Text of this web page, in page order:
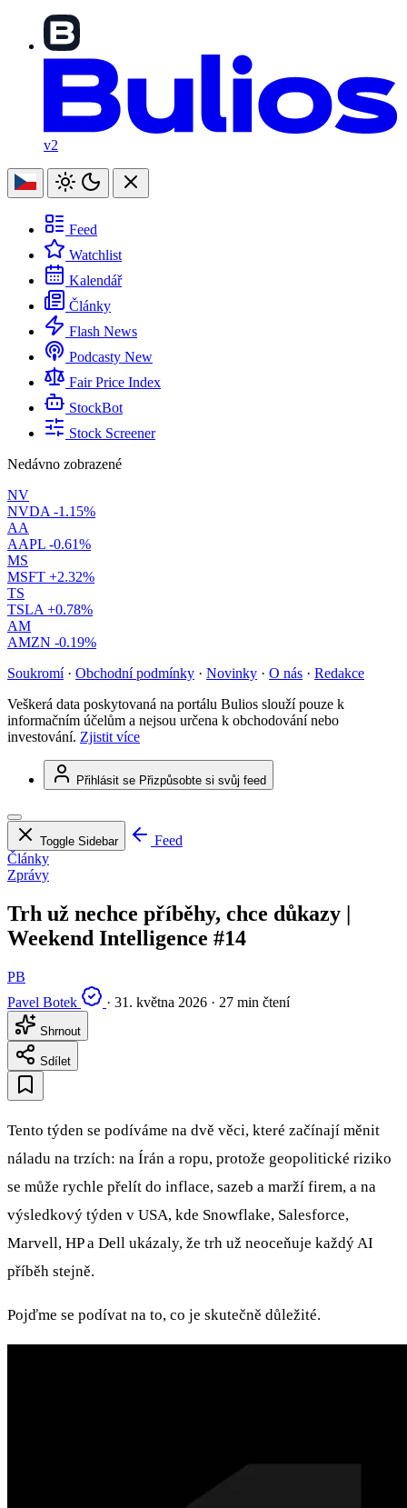
v2
Feed
Watchlist
Kalendář
Články
Flash News
Podcasty New
Fair Price Index
StockBot
Stock Screener
Nedávno zobrazené
NV
NVDA -1.15%
AA
AAPL -0.61%
MS
MSFT +2.32%
TS
TSLA +0.78%
AM
AMZN -0.19%
Soukromí · Obchodní podmínky · Novinky · O nás · Redakce
Veškerá data poskytovaná na portálu Bulios slouží pouze k
informačním účelům a nejsou určena k obchodování nebo
investování. Zjistit více
Přihlásit se Přizpůsobte si svůj feed
Toggle Sidebar
Feed
Články
Zprávy
Trh už nechce příběhy, chce důkazy |
Weekend Intelligence #14
PB
Pavel Botek
· 31. května 2026 · 27 min čtení
Shrnout
Sdílet
Tento týden se podíváme na dvě věci, které začínají měnit
náladu na trzích: na Írán a ropu, protože geopolitické riziko
se může rychle přelít do inflace, sazeb a marží firem, a na
výsledkový týden v USA, kde Snowflake, Salesforce,
Marvell, HP a Dell ukázaly, že trh už neoceňuje každý AI
příběh stejně.
Pojďme se podívat na to, co je skutečně důležité.